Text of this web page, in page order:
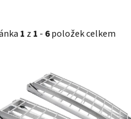
1 z 1 - 6položek celkem